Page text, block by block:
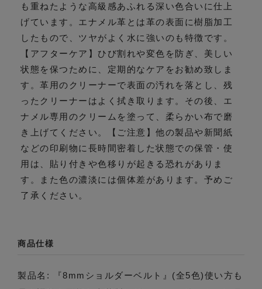
も重ねたような高級感あふれる深い色合いに仕上
げています。エナメル革とは革の表面に樹脂加工
したもので、ツヤがよく水に強いのも特徴です。
【アフターケア】ひび割れや変色を防ぎ、美しい
状態を保つために、定期的なケアをお勧め致しま
す。革用のクリーナーで表面の汚れを落とし、残
ったクリーナーはよく拭き取ります。その後、エ
ナメル専用のクリームを塗って、柔らかい布で磨
き上げてください。【ご注意】他の製品や新聞紙
などの印刷物に長時間密着した状態での保管・使
用は、貼り付きや色移りが起きる恐れがありま
す。また色の濃淡には個体差があります。予めご
了承ください。
商品仕様
製品名: 『8mmショルダーベルト』(全5色)使い方も